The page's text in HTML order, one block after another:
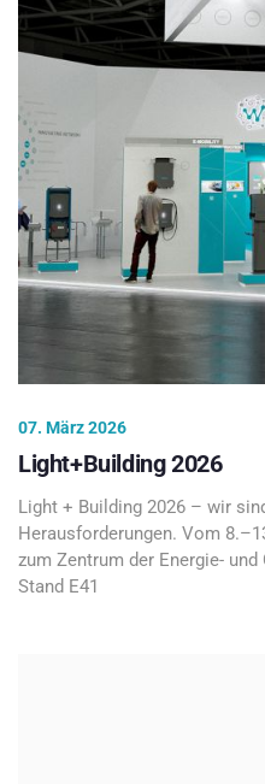
07. März 2026
Light+Building 2026
Light + Building 2026 – wir
Herausforderungen. Vom
zum Zentrum der Energie-
Stand E41